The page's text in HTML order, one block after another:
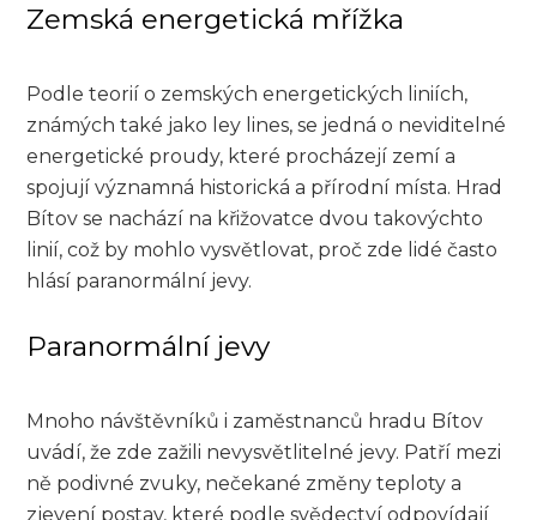
Zemská energetická mřížka
Podle teorií o zemských energetických liniích,
známých také jako ley lines, se jedná o neviditelné
energetické proudy, které procházejí zemí a
spojují významná historická a přírodní místa. Hrad
Bítov se nachází na křižovatce dvou takovýchto
linií, což by mohlo vysvětlovat, proč zde lidé často
hlásí paranormální jevy.
Paranormální jevy
Mnoho návštěvníků i zaměstnanců hradu Bítov
uvádí, že zde zažili nevysvětlitelné jevy. Patří mezi
ně podivné zvuky, nečekané změny teploty a
zjevení postav, které podle svědectví odpovídají